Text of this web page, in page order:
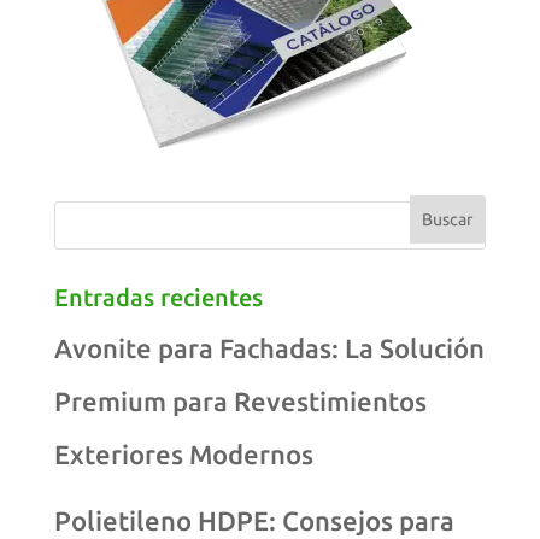
Entradas recientes
Avonite para Fachadas: La Solución
Premium para Revestimientos
Exteriores Modernos
Polietileno HDPE: Consejos para